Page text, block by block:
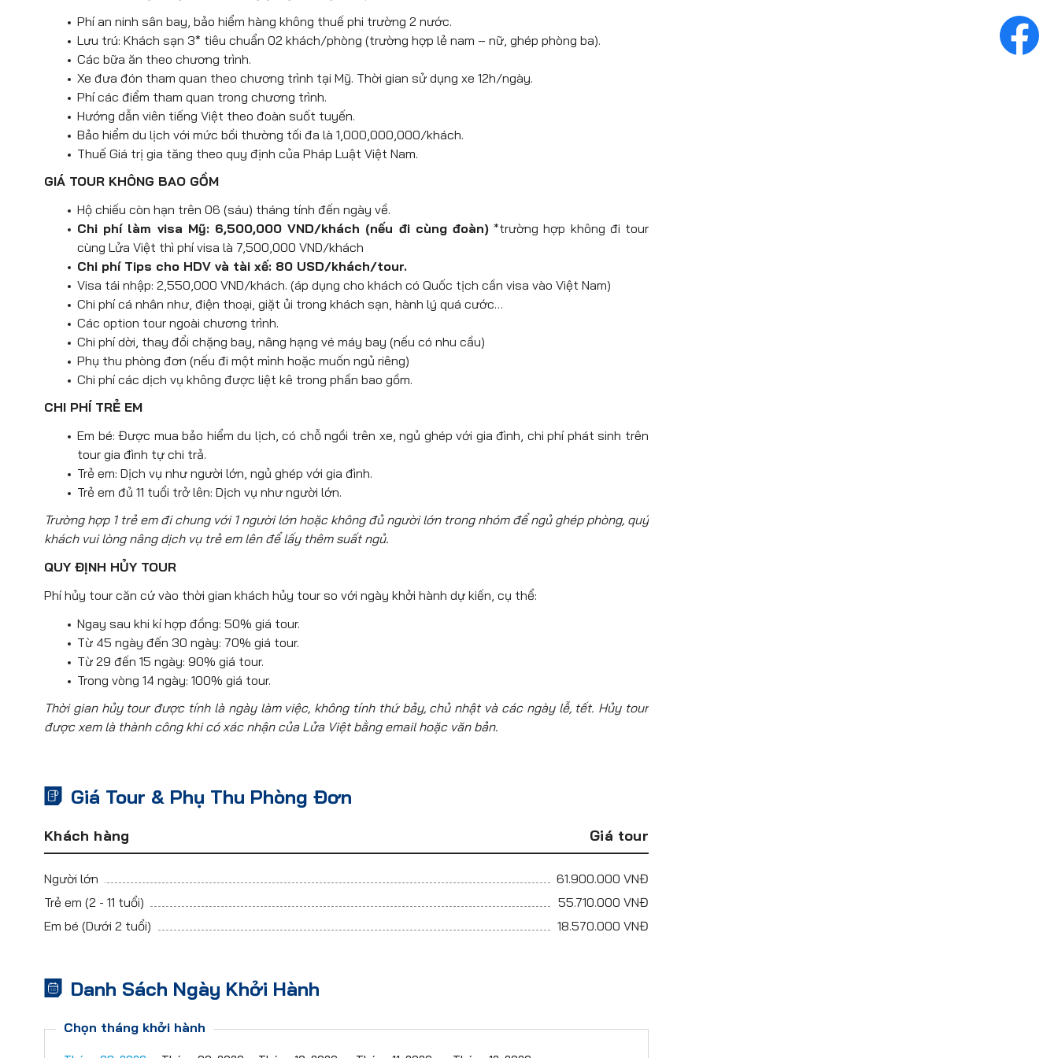
Ăn tối tại nhà hàng địa phương. Về khách sạn nhận phòng nghỉ ngơi. Nghỉ đêm tại
Vegas .
Ăn tối tại nhà hàng địa phương. Nhận phòng khách sạn nghỉ ngơi. Tự do nghỉ đêm tại
Las Vegas.
Phí an ninh sân bay, bảo hiểm hàng không thuế phi trường 2 nước.
Lưu trú: Khách sạn 3* tiêu chuẩn 02 khách/phòng (trường hợp lẻ nam – nữ, ghép phòng ba).
Các bữa ăn theo chương trình.
Xe đưa đón tham quan theo chương trình tại Mỹ. Thời gian sử dụng xe 12h/ngày.
Phí các điểm tham quan trong chương trình.
Hướng dẫn viên tiếng Việt theo đoàn suốt tuyến.
Bảo hiểm du lịch với mức bồi thường tối đa là 1,000,000,000/khách.
Thuế Giá trị gia tăng theo quy định của Pháp Luật Việt Nam.
GIÁ TOUR KHÔNG BAO GỒM
Hộ chiếu còn hạn trên 06 (sáu) tháng tính đến ngày về.
Chi phí làm visa Mỹ: 6,500,000 VND/khách (nếu đi cùng đoàn) *trường hợp không đi tour
cùng Lửa Việt thì phí visa là 7,500,000 VND/khách
Chi phí Tips cho HDV và tài xế: 80 USD/khách/tour.
Visa tái nhập: 2,550,000 VND/khách. (áp dụng cho khách có Quốc tịch cần visa vào Việt Nam)
Chi phí cá nhân như, điện thoại, giặt ủi trong khách sạn, hành lý quá cước…
Các option tour ngoài chương trình.
Chi phí dời, thay đổi chặng bay, nâng hạng vé máy bay (nếu có nhu cầu)
Phụ thu phòng đơn (nếu đi một mình hoặc muốn ngủ riêng)
Chi phí các dịch vụ không được liệt kê trong phần bao gồm.
CHI PHÍ TRẺ EM
Em bé: Được mua bảo hiểm du lịch, có chỗ ngồi trên xe, ngủ ghép với gia đình, chi phí phát sinh trên
tour gia đình tự chi trả.
Trẻ em: Dịch vụ như người lớn, ngủ ghép với gia đình.
Trẻ em đủ 11 tuổi trở lên: Dịch vụ như người lớn.
Trường hợp 1 trẻ em đi chung với 1 người lớn hoặc không đủ người lớn trong nhóm để ngủ ghép phòng, quý
khách vui lòng nâng dịch vụ trẻ em lên để lấy thêm suất ngủ.
QUY ĐỊNH HỦY TOUR
Phí hủy tour căn cứ vào thời gian khách hủy tour so với ngày khởi hành dự kiến, cụ thể:
Ngay sau khi kí hợp đồng: 50% giá tour.
Từ 45 ngày đến 30 ngày: 70% giá tour.
Từ 29 đến 15 ngày: 90% giá tour.
Trong vòng 14 ngày: 100% giá tour.
Thời gian hủy tour được tính là ngày làm việc, không tính thứ bảy, chủ nhật và các ngày lễ, tết. Hủy tour
được xem là thành công khi có xác nhận của Lửa Việt bằng email hoặc văn bản.
Giá Tour & Phụ Thu Phòng Đơn
Khách hàng Giá tour
Người lớn 61.900.000 VNĐ
Trẻ em (2 - 11 tuổi) 55.710.000 VNĐ
Em bé (Dưới 2 tuổi) 18.570.000 VNĐ
Danh Sách Ngày Khởi Hành
Chọn tháng khởi hành